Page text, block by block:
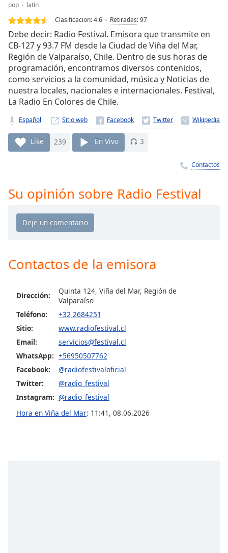
Loaded:
0.00%
Stream
TypeLIVE
Seek to
live,
currently
behind
LIVE
Remaining
Time-
Playback
Chapters
Descriptions
selected
subtitles
settings
opens
settings
dialog
subtitles
off,
Audio
pop
latin
Clasificacion:4.6 Retiradas:97
Debe decir: Radio Festival. Emisora que transmite en
CB-127 y 93.7 FM desde la Ciudad de Viña del Mar,
Región de Valparaíso, Chile. Dentro de sus horas de
programación, encontramos diversos contenidos,
como servicios a la comunidad, música y Noticias de
nuestra locales, nacionales e internacionales. Festival,
La Radio En Colores de Chile.
Español Sitio web
Like 239 En Vivo 3
Contactos
Su opinión sobre Radio Festival
Contactos de la emisora
Dirección:
Quinta 124, Viña del Mar, Región de
Valparaíso
Teléfono:
+32 2684251
Sitio:
www.radiofestival.cl
Email:
servicios@festival.cl
WhatsApp: +56950507762
Facebook:
@radiofestivaloficial
Twitter:
@radio_festival
Instagram: @radio_festival
Hora en Viña del Mar: 11:41 , 08.06.2026